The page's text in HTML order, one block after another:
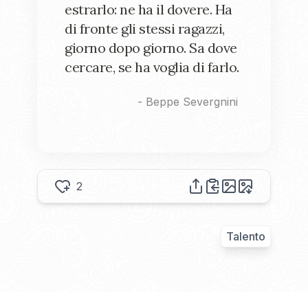
estrarlo: ne ha il dovere. Ha
di fronte gli stessi ragazzi,
giorno dopo giorno. Sa dove
cercare, se ha voglia di farlo.
- Beppe Severgnini
2
Talento